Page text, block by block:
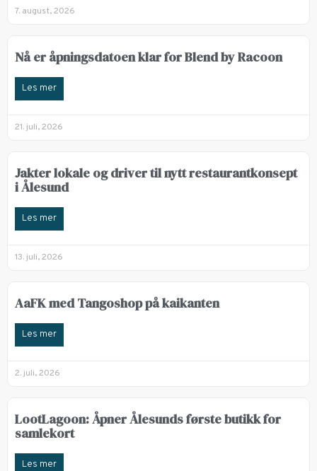
7. august, 2026
Nå er åpningsdatoen klar for Blend by Racoon
Les mer
21. juli, 2026
Jakter lokale og driver til nytt restaurantkonsept
i Ålesund
Les mer
13. juli, 2026
AaFK med Tangoshop på kaikanten
Les mer
2. juli, 2026
LootLagoon: Åpner Ålesunds første butikk for
samlekort
Les mer